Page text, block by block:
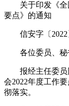
关于印发《全
要点》的通知
信安字〔2022
各位委员、秘
报经主任委员
会2022年度工作
彻落实。